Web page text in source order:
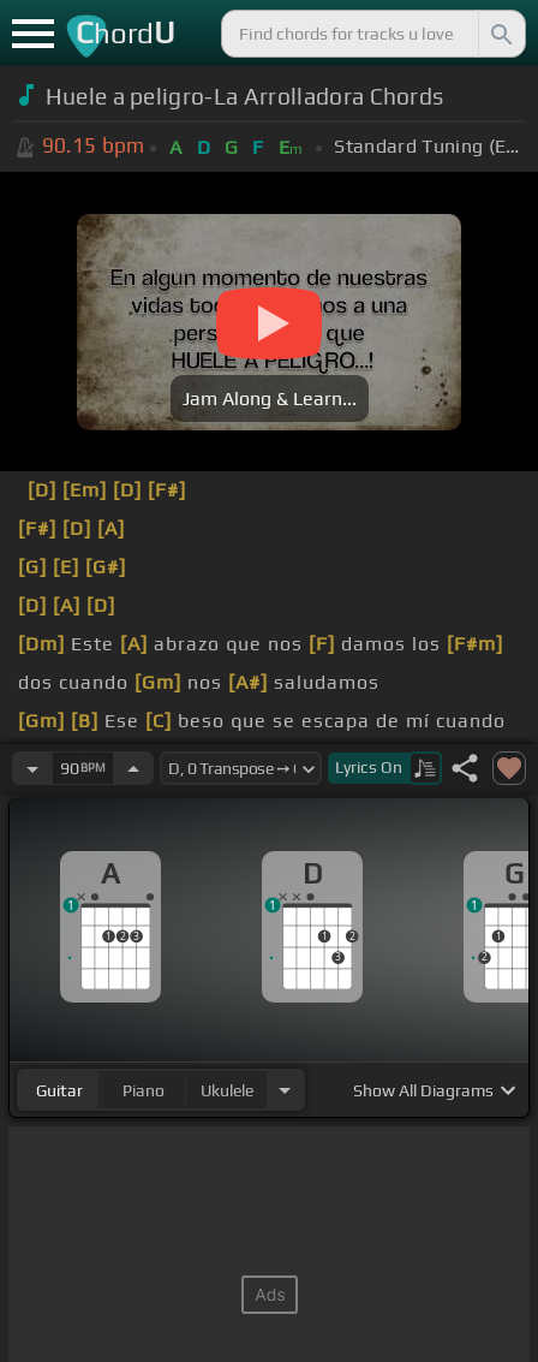
ChordU
Huele a peligro-La Arrolladora Chords
90.15 bpm A D G F Em Standard Tuning (EADGBE)
Jam Along & Learn...
[D] [Em] [D] [F#]
[F#] [D] [A]
[G] [E] [G#]
[D] [A] [D]
[Dm] Este [A] abrazo que nos [F] damos los [F#m]
dos cuando [Gm] nos [A#] saludamos
[Gm] [B] Ese [C] beso que se escapa de mí cuando
nos encontramos
estar contigo
manera de sentir
que no es de amigos
90BPM Lyrics On
A
1 2 3
1
D
1
3
2
1
G
2
1
1
Guitar Piano Ukulele ShowAll Diagrams